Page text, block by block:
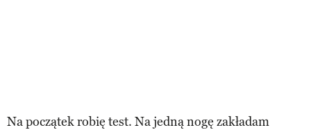
Na początek robię test. Na jedną nogę zakładam